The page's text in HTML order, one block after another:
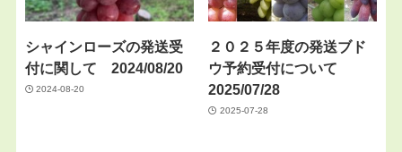
シャインローズの発送受
付に関して 2024/08/20
2024-08-20
２０２５年度の発送ブド
ウ予約受付について
2025/07/28
2025-07-28